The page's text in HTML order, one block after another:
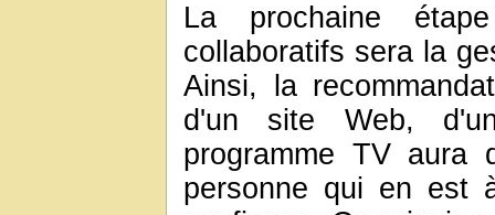
La prochaine
collaboratifs sera la
Ainsi, la
d'un site Web,
programme TV aura
personne qui en est